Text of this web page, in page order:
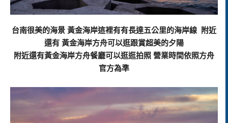
台南很美的海景 黃金海岸這裡有有長達五公里的海岸線 附近
還有 黃金海岸方舟可以逛跟賞超美的夕陽
附近還有黃金海岸方舟餐廳可以逛逛拍照 營業時間依照方舟
官方為準